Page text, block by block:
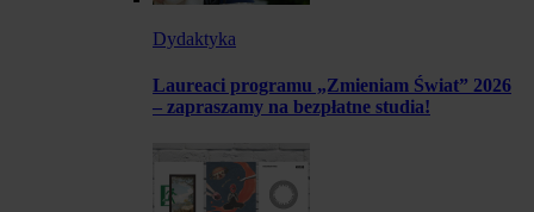
Dydaktyka
Laureaci programu „Zmieniam Świat” 2026
– zapraszamy na bezpłatne studia!